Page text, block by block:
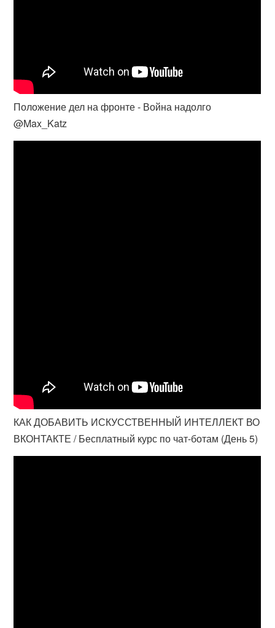
Положение дел на фронте - Война надолго
@Max_Katz
КАК ДОБАВИТЬ ИСКУССТВЕННЫЙ ИНТЕЛЛЕКТ ВО
ВКОНТАКТЕ / Бесплатный курс по чат-ботам (День 5)